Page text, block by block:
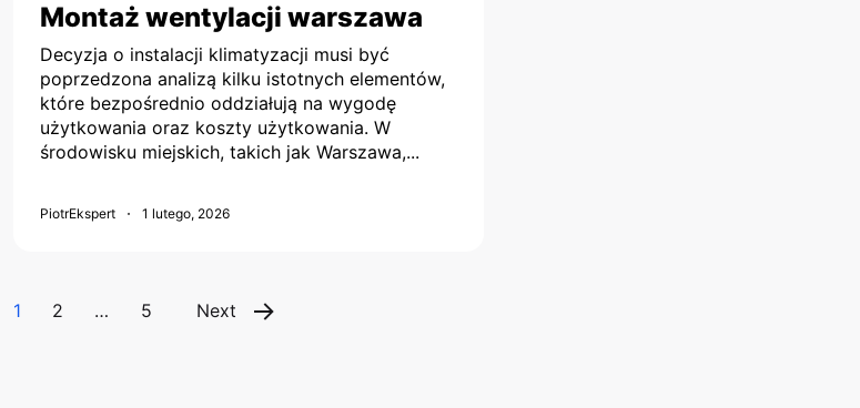
Montaż wentylacji warszawa
Decyzja o instalacji klimatyzacji musi być
poprzedzona analizą kilku istotnych elementów,
które bezpośrednio oddziałują na wygodę
użytkowania oraz koszty użytkowania. W
środowisku miejskich, takich jak Warszawa,...
PiotrEkspert 1 lutego, 2026
Nawigacja
1
2
…
5
Next